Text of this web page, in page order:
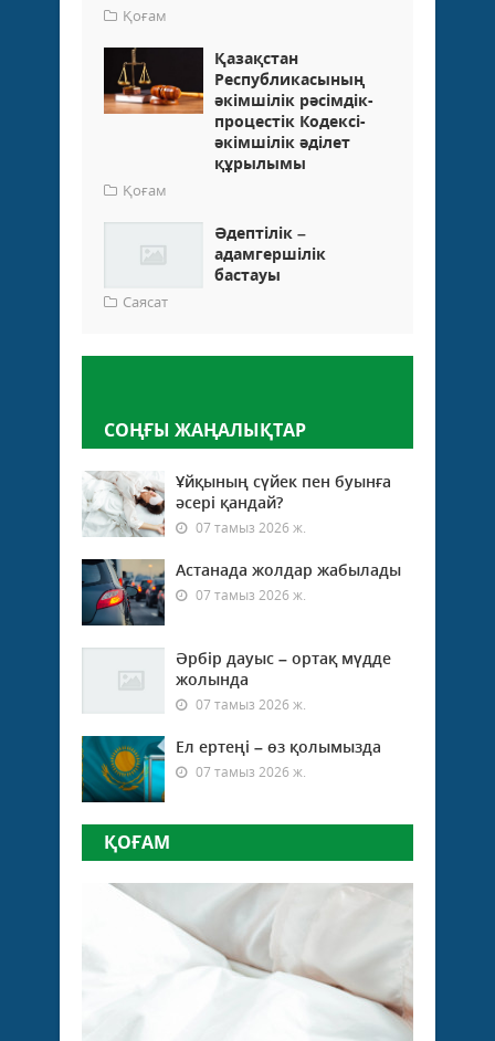
Қоғам
Қазақстан
Республикасының
әкімшілік рәсімдік-
процестік Кодексі-
әкімшілік әділет
құрылымы
Қоғам
Әдептілік –
адамгершілік
бастауы
Саясат
СОҢҒЫ ЖАҢАЛЫҚТАР
Ұйқының сүйек пен буынға
әсері қандай?
07 тамыз 2026 ж.
Астанада жолдар жабылады
07 тамыз 2026 ж.
Әрбір дауыс – ортақ мүдде
жолында
07 тамыз 2026 ж.
Ел ертеңі – өз қолымызда
07 тамыз 2026 ж.
ҚОҒАМ